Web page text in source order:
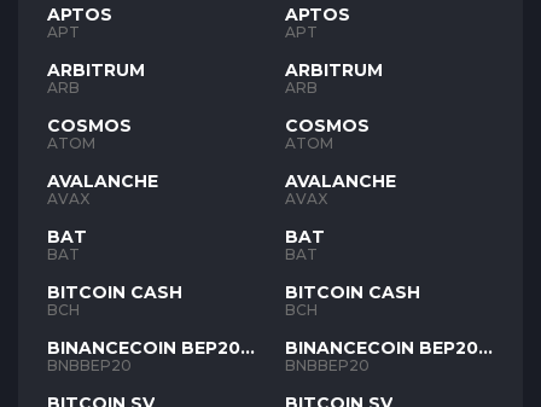
APTOS
APT
ARBITRUM
ARB
COSMOS
ATOM
AVALANCHE
AVAX
BAT
BAT
BITCOIN CASH
BCH
BINANCECOIN BEP20
BNB
BNBBEP20
APTOS
APT
ARBITRUM
ARB
COSMOS
ATOM
AVALANCHE
AVAX
BAT
BAT
BITCOIN CASH
BCH
BINANCECOIN BEP20
BNB
BNBBEP20